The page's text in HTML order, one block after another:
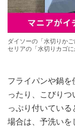
ダイソーの「水切りか
セリアの「水切りカゴ
フライパンや鍋
ったり、こびり
っぷり付いてい
場合は、予洗いを